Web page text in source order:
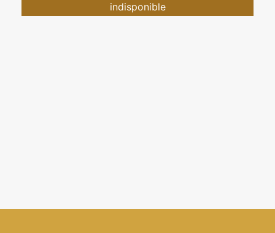
indisponible